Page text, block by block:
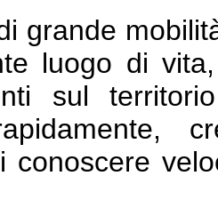
grande
luogo di
sul
conoscere